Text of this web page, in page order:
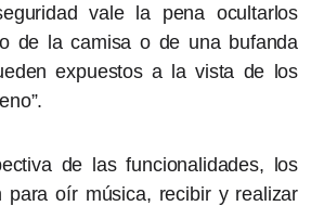
vale la pena ocultarlos
de la camisa o de una bufanda
expuestos a la vista de los
de las funcionalidades, los
para oír música, recibir y realizar